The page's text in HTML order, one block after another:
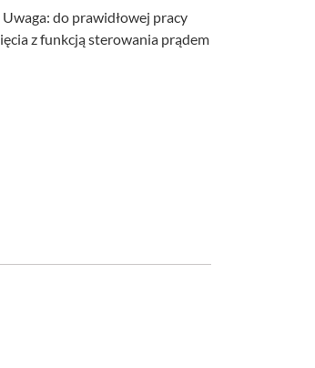
Uwaga: do prawidłowej pracy
z funkcją sterowania prądem